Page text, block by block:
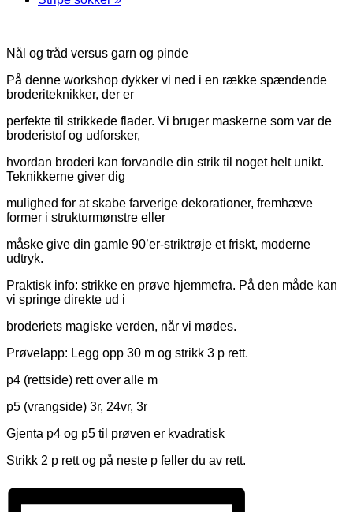
Nål og tråd versus garn og pinde
På denne workshop dykker vi ned i en række spændende
broderiteknikker, der er
perfekte til strikkede flader. Vi bruger maskerne som var de
broderistof og udforsker,
hvordan broderi kan forvandle din strik til noget helt unikt.
Teknikkerne giver dig
mulighed for at skabe farverige dekorationer, fremhæve
former i strukturmønstre eller
måske give din gamle 90’er-striktrøje et friskt, moderne
udtryk.
Praktisk info: strikke en prøve hjemmefra. På den måde kan
vi springe direkte ud i
broderiets magiske verden, når vi mødes.
Prøvelapp: Legg opp 30 m og strikk 3 p rett.
p4 (rettside) rett over alle m
p5 (vrangside) 3r, 24vr, 3r
Gjenta p4 og p5 til prøven er kvadratisk
Strikk 2 p rett og på neste p feller du av rett.